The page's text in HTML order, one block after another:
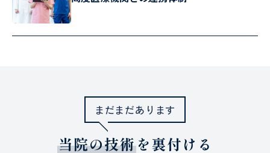
まだまだあります
当院の技術を裏付ける